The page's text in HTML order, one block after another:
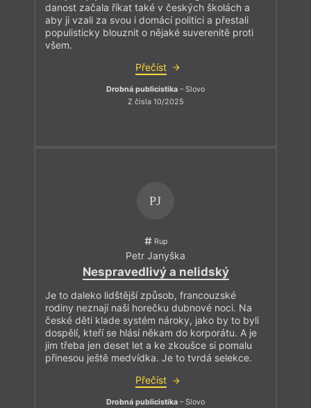
danost začala říkat také v českých školách a
aby ji vzali za svou i domácí politici a přestali
populisticky blouznit o nějaké suverenitě proti
všem.
Přečíst
Drobná publicistika – Slovo
Z čísla 10/2025
PJ
Rup
Petr Janyška
Nespravedlivý a nelidský
Je to daleko lidštější způsob, francouzské
rodiny neznají naši horečku dubnové noci. Na
české děti klade systém nároky, jako by to byli
dospělí, kteří se hlásí někam do korporátu. A je
jim třeba jen deset let a ke zkoušce si pomalu
přinesou ještě medvídka. Je to tvrdá selekce.
Přečíst
Drobná publicistika – Slovo